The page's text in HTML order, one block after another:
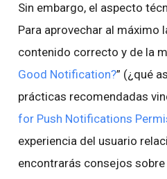
Sin embargo, el aspecto
Para aprovechar al máximo
contenido correcto y de la
Good Notification?” (¿qué
prácticas recomendadas
for Push Notifications
experiencia del usuario
encontrarás consejos